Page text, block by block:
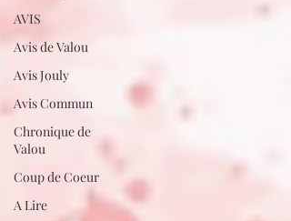
AVIS
Avis de Valou
Avis Jouly
Avis Commun
Chronique de
Valou
Coup de Coeur
A Lire